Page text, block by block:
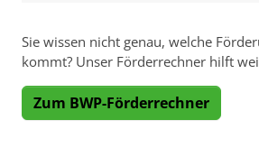
Sie wissen nicht genau, welche
kommt? Unser Förderrechner hilft
Zum BWP-Förderrechner